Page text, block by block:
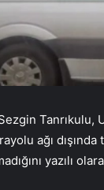
Tanrıkulu,
ağı
yazılı